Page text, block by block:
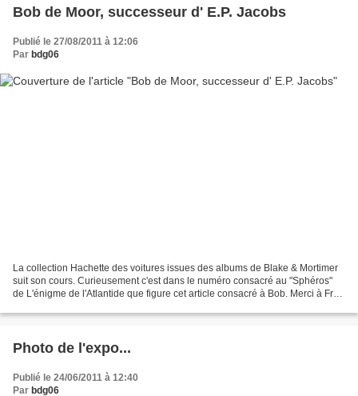
Bob de Moor, successeur d' E.P. Jacobs
Publié le 27/08/2011 à 12:06
Par bdg06
La collection Hachette des voitures issues des albums de Blake & Mortimer
suit son cours. Curieusement c'est dans le numéro consacré au "Sphéros"
de L'énigme de l'Atlantide que figure cet article consacré à Bob. Merci à Fred
Photo de l'expo...
Publié le 24/06/2011 à 12:40
Par bdg06